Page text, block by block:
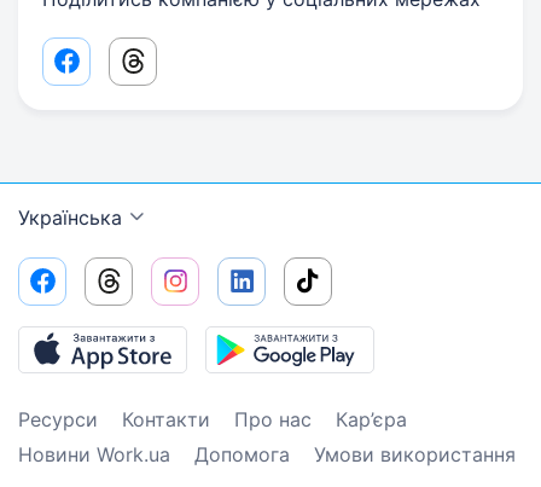
Facebook share link
Threads share link
Українська
Ресурси Контакти Про нас
Кар’єра
Новини Work.ua
Допомога Умови використання